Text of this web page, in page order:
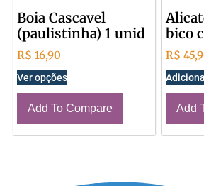
Boia Cascavel
(paulistinha) 1 unid
R$ 16,90
Ver opções
Add To Compare
bico
R$
Add